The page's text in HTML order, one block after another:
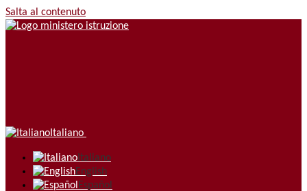
Salta al contenuto
Italiano
Italiano
English
Español